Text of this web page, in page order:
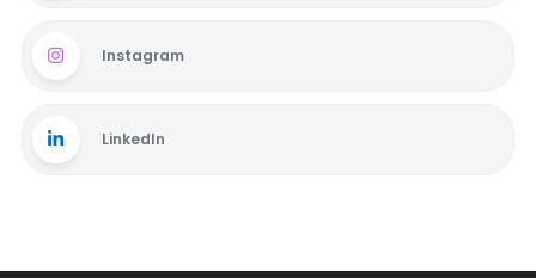
Instagram
LinkedIn